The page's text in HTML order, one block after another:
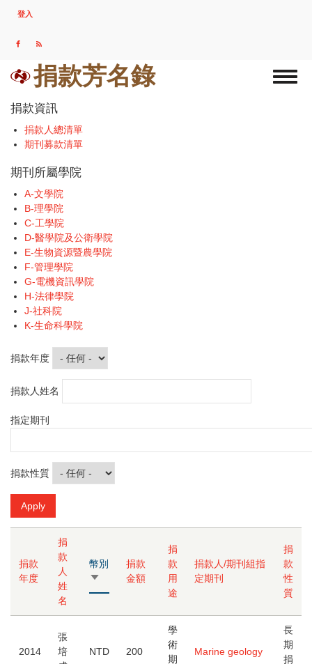
USER
MENU
登入
捐款芳名錄
捐款資訊
捐款人總清單
期刊募款清單
期刊所屬學院
A-文學院
B-理學院
C-工學院
D-醫學院及公衛學院
E-生物資源暨農學院
F-管理學院
G-電機資訊學院
H-法律學院
J-社科院
K-生命科學院
捐款年度
捐款人姓名
指定期刊
捐款性質
捐款
年度
捐
款
人
姓
名
幣別
由
小
捐款
金額
捐
款
用
途
捐款人/期刊組指
定期刊
捐
款
性
質
2014
張
培
NTD 200
學
術
期
Marine geology
長
期
捐